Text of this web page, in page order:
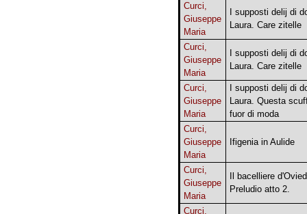
Curci,
Giuseppe
Maria
I supposti delij di
Laura. Care zitelle
Curci,
Giuseppe
Maria
I supposti delij di
Laura. Care zitelle
Curci,
Giuseppe
Maria
I supposti delij di
Laura. Questa
fuor di moda
Curci,
Giuseppe
Maria
Ifigenia in Aulide
Curci,
Giuseppe
Maria
Il bacelliere
Preludio atto 2.
Curci,